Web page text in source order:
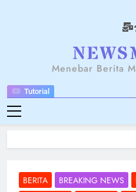
Tutorial
Menebar Berita
BERITA BREAKING NEWS